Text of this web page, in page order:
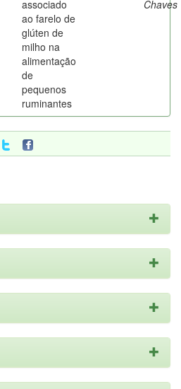
associado
ao farelo de
glúten de
milho na
alimentação
de
pequenos
ruminantes
Chaves